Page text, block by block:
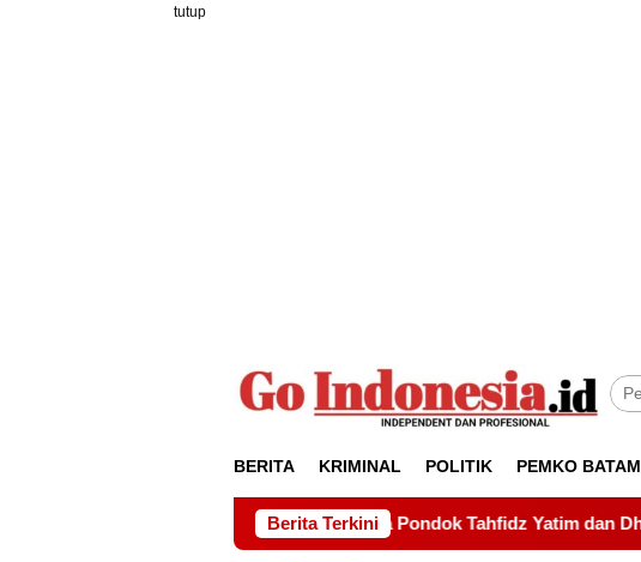
tutup
BERITA KRIMINAL POLITIK PEMKO BATAM
Berita Terkini
kepada Pondok Tahfidz Yatim dan Dhuafa Al-Aqsho Batam